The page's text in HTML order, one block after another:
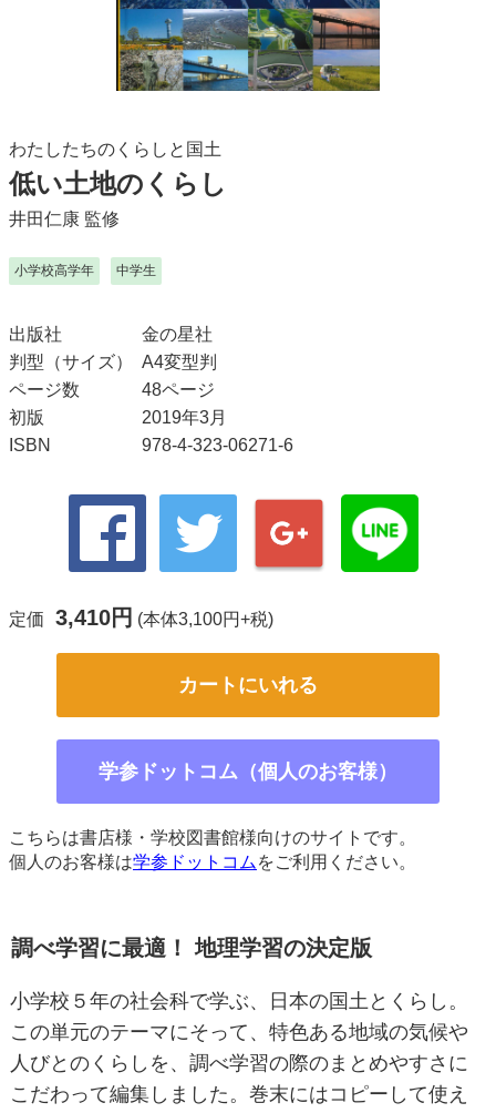
わたしたちのくらしと国土
低い土地のくらし
井田仁康 監修
小学校高学年 中学生
出版社
金の星社
判型（サイズ）
A4変型判
ページ数
48ページ
初版
2019年3月
ISBN
978-4-323-06271-6
定価 3,410円 (本体3,100円+税)
カートにいれる
学参ドットコム（個人のお客様）
こちらは書店様・学校図書館様向けのサイトです。
個人のお客様は学参ドットコム をご利用ください。
調べ学習に最適！ 地理学習の決定版
小学校５年の社会科で学ぶ、日本の国土とくらし。
この単元のテーマにそって、特色ある地域の気候や
人びとのくらしを、調べ学習の際のまとめやすさに
こだわって編集しました。巻末にはコピーして使え